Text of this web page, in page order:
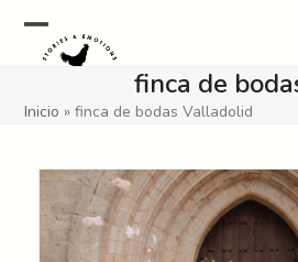
contentOpen
menu
Close
menu
finca de
Inicio »finca de bodas Valladolid